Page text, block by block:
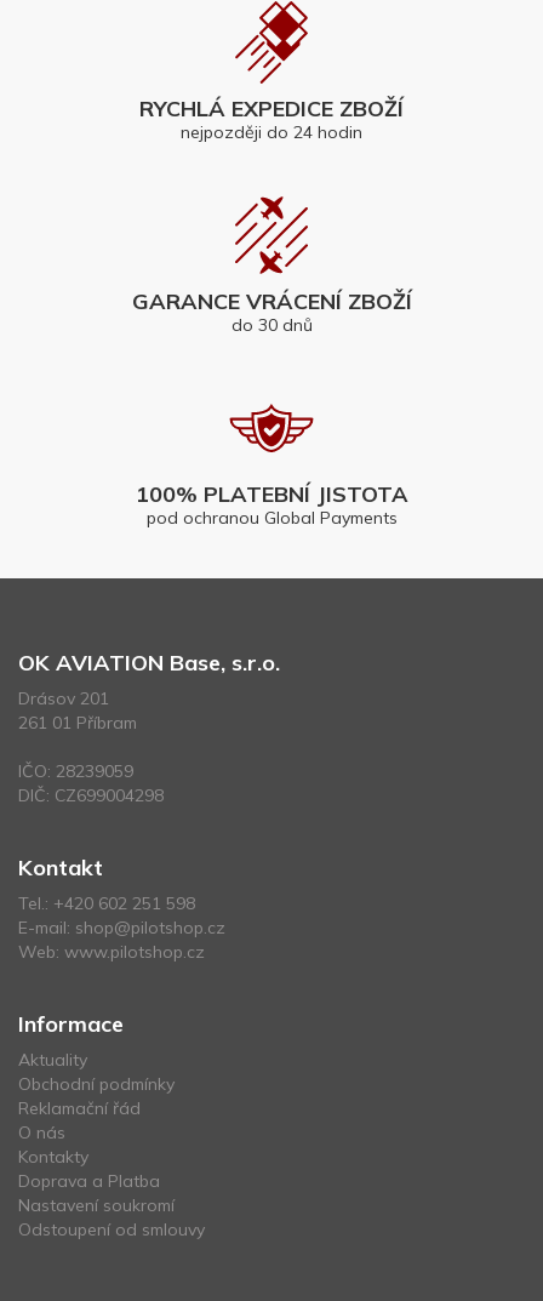
RYCHLÁ EXPEDICE ZBOŽÍ
nejpozději do 24 hodin
GARANCE VRÁCENÍ ZBOŽÍ
do 30 dnů
100% PLATEBNÍ JISTOTA
pod ochranou Global Payments
OK AVIATION Base, s.r.o.
Drásov 201
261 01 Příbram
IČO: 28239059
DIČ: CZ699004298
Kontakt
Tel.: +420 602 251 598
E-mail: shop@pilotshop.cz
Web: www.pilotshop.cz
Informace
Aktuality
Obchodní podmínky
Reklamační řád
O nás
Kontakty
Doprava a Platba
Nastavení soukromí
Odstoupení od smlouvy